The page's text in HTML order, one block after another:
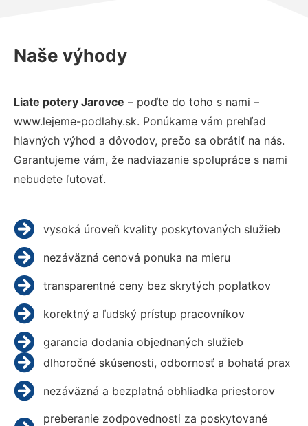
Naše výhody
Liate potery Jarovce – poďte do toho s nami –
www.lejeme-podlahy.sk. Ponúkame vám prehľad
hlavných výhod a dôvodov, prečo sa obrátiť na nás.
Garantujeme vám, že nadviazanie spolupráce s nami
nebudete ľutovať.
vysoká úroveň kvality poskytovaných služieb
nezáväzná cenová ponuka na mieru
transparentné ceny bez skrytých poplatkov
korektný a ľudský prístup pracovníkov
garancia dodania objednaných služieb
dlhoročné skúsenosti, odbornosť a bohatá prax
nezáväzná a bezplatná obhliadka priestorov
preberanie zodpovednosti za poskytované